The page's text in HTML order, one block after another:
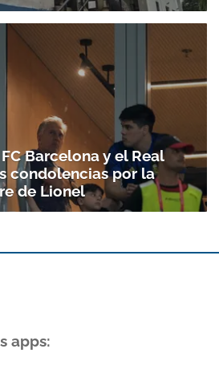
Barcelona y el Real
condolencias por la
de Lionel
apps: